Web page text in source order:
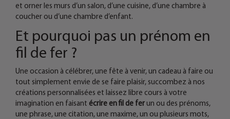
et orner les murs d’un salon, d’une cuisine, d’une chambre à
coucher ou d’une chambre d’enfant.
Et pourquoi pas un prénom en
fil de fer ?
Une occasion à célébrer, une fête à venir, un cadeau à faire ou
tout simplement envie de se faire plaisir, succombez à nos
créations personnalisées et laissez libre cours à votre
imagination en faisant écrire en fil de ferun ou des prénoms,
une phrase, une citation, une maxime, un ou plusieurs mots,